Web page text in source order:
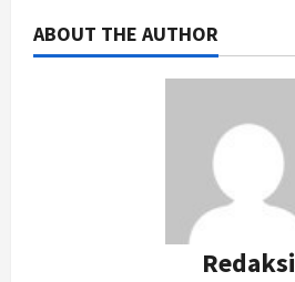
ABOUT THE AUTHOR
Redaksi